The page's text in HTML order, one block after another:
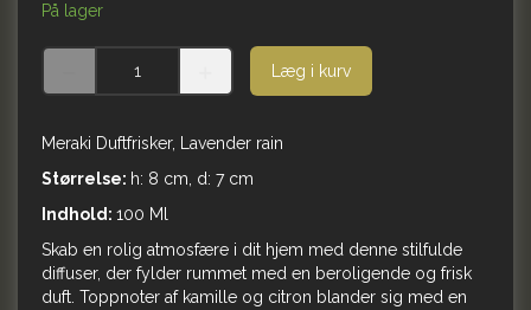
På lager
Læg i kurv
Meraki Duftfrisker, Lavender rain
Størrelse: h: 8 cm, d: 7 cm
Indhold: 100 Ml
Skab en rolig atmosfære i dit hjem med denne stilfulde
diffuser, der fylder rummet med en beroligende og frisk
duft. Toppnoter af kamille og citron blander sig med en